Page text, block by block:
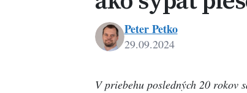
Petko
Peter Petko
29.09.2024
V priebehu posledných 20 rokov